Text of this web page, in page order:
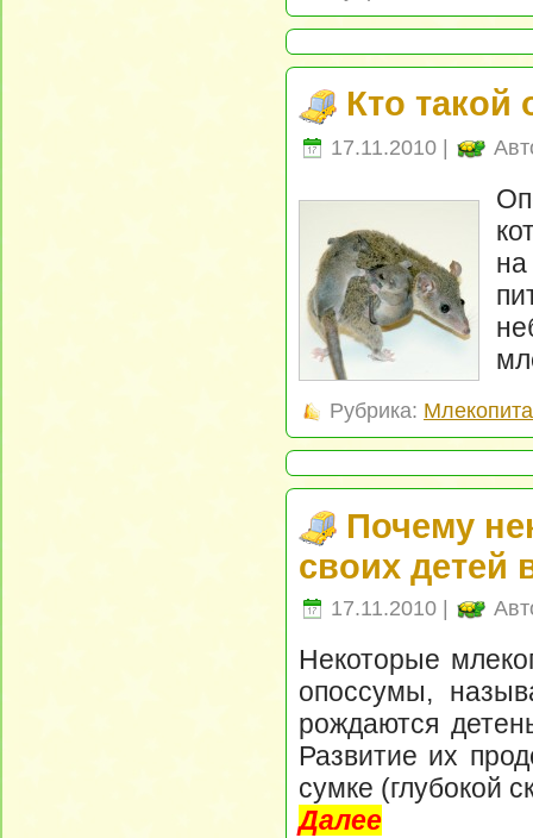
Кто такой
17.11.2010 |
Рубрика:
Почему
своих детей
17.11.2010 |
Некоторые
опоссумы,
рождаются
Развитие их
сумке (глубокой
Далее